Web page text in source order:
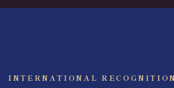
INTERNATIONAL RECOGNITION